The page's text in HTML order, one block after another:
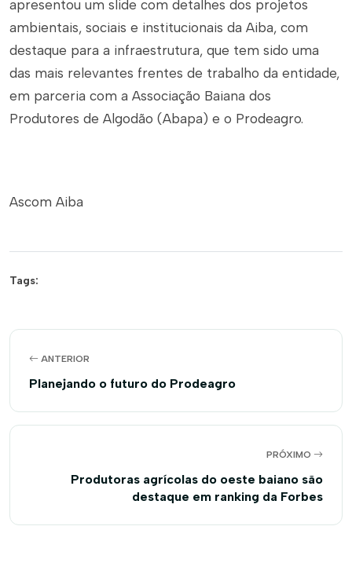
apresentou um slide com detalhes dos projetos
ambientais, sociais e institucionais da Aiba, com
destaque para a infraestrutura, que tem sido uma
das mais relevantes frentes de trabalho da entidade,
em parceria com a Associação Baiana dos
Produtores de Algodão (Abapa) e o Prodeagro.
Ascom Aiba
Tags:
ANTERIOR
Planejando o futuro do Prodeagro
PRÓXIMO
Produtoras agrícolas do oeste baiano são
destaque em ranking da Forbes